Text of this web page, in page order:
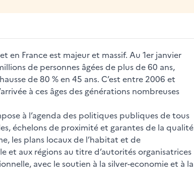
en France est majeur et massif. Au 1er janvier
de personnes âgées de plus de 60 ans,
de 80 % en 45 ans. C’est entre 2006 et
à ces âges des générations nombreuses
à l’agenda des politiques publiques de tous
échelons de proximité et garantes de la qualité
les plans locaux de l’habitat et de
et aux régions au titre d’autorités organisatrices
avec le soutien à la silver-economie et à la